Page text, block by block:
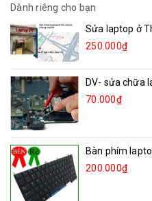
Dành riêng cho bạn
Sửa laptop ở
250.000₫
DV- sửa chữa
70.000₫
Bàn phím
200.000₫